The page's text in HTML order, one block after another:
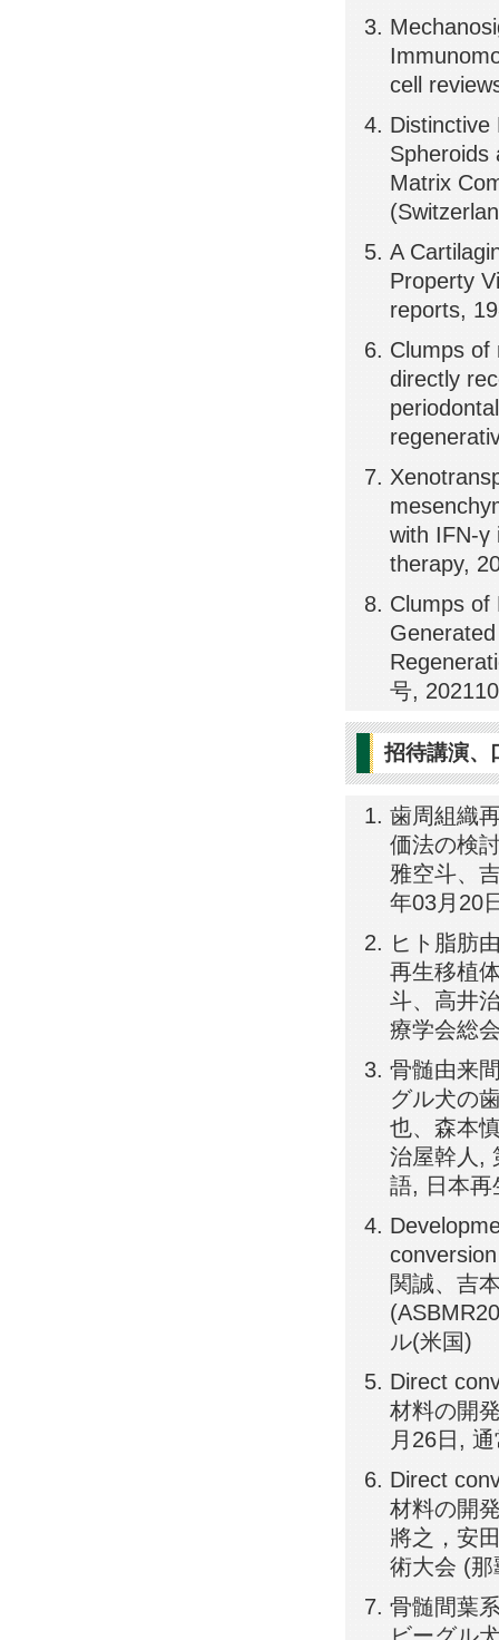
cell
Distinctive
Spheroids
Matrix
A
Property
reports,
Clumps of
directly
with IFN-γ
therapy,
Clumps of
号,
招待講演、
歯周組織
価法の検
雅空斗、
年03月20
ヒト脂肪
再生移植
斗、高井
療学会総
骨髄由来
グル犬の
也、森本
治屋幹人,
語, 日本再
関誠、吉
ル(米国)
Direct
材料の開
月26日,
Direct
材料の開
將之，安
術大会 (
骨髄間葉